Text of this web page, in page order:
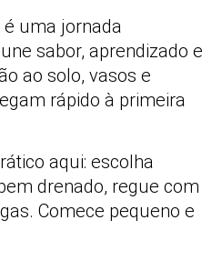
uma jornada
sabor, aprendizado e
ao solo, vasos e
rápido à primeira
aqui: escolha
drenado, regue com
Comece pequeno e